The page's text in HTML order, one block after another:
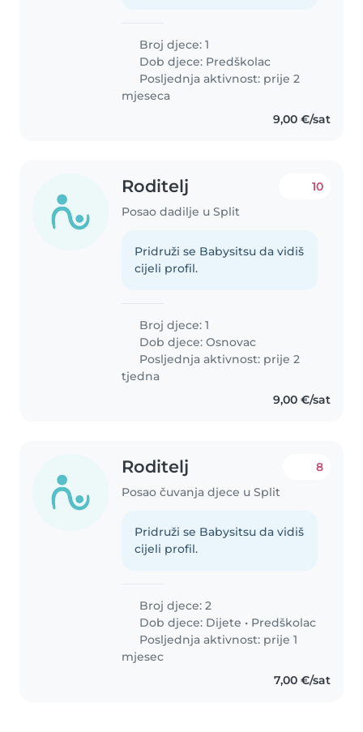
Broj djece: 1
Dob djece: Predškolac
Posljednja aktivnost: prije 2
mjeseca
9,00 €/sat
Roditelj
Posao dadilje u Split
10
Pridruži se Babysitsu da vidiš
cijeli profil.
Broj djece: 1
Dob djece:Osnovac
Posljednja aktivnost: prije 2
tjedna
9,00 €/sat
Roditelj
Posao čuvanja djece u Split
8
Pridruži se Babysitsu da vidiš
cijeli profil.
Broj djece: 2
Dob djece: Dijete • Predškolac
Posljednja aktivnost: prije 1
mjesec
7,00 €/sat